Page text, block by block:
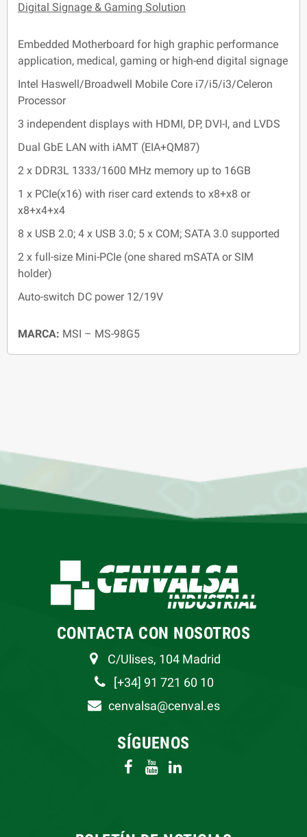
Digital Signage & Gaming Solution
Embedded Motherboard for high graphic performance
application, medical, gaming or high-end digital signage
Intel Haswell/Broadwell Mobile Core i7/i5/i3/Celeron
Processor
3 independent displays with HDMI, DP, DVI-I, and LVDS
Dual GbE LAN with iAMT (EIA+QM87)
2 x DDR3L 1333/1600 MHz memory up to 16GB
1 x PCIe(x16) with riser card extends to x8+x8 or
x8+x4+x4
8 x USB 2.0; 4 x USB 3.0; 5 x COM; SATA 3.0 supported
2 x full-size Mini-PCIe (one shared mSATA or SIM
holder)
Auto-switch DC power 12/19V
MARCA: MSI – MS-98G5
CONTACTA CON NOSOTROS
C/Ulises, 104 Madrid
[+34] 91 721 60 10
cenvalsa@cenval.es
SÍGUENOS